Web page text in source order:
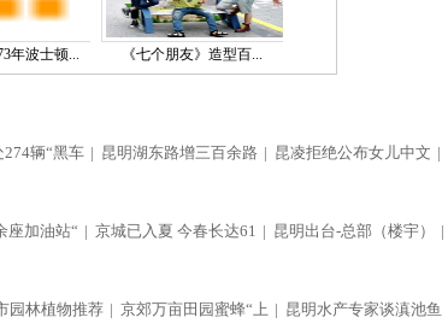
年波士顿... 《七个朋友》造型百...
辆“黑车 | 昆明湖东路增三百余路 | 昆凌拒绝公布女儿中文 |
座加油站“ | 京城已入夏 今春长达61 | 昆明出台-总部（楼宇） |
园林植物推荐 | 京郊万亩田园蜜蜂“上 | 昆明水产专家谈滇池鱼